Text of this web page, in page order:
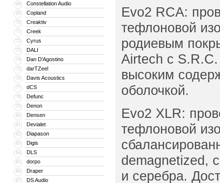
68 Constellation Audio
69 Copland
70 Creaktiv
71 Creek
72 Cyrus
73 DALI
74 Dan D’Agostino
75 darTZeel
76 Davis Acoustics
77 dCS
78 Defunc
79 Denon
80 Densen
81 Devialet
82 Diapason
83 Digis
84 DLS
85 dorpo
86 Draper
87 DS Audio
Evo2 RCA:
тефлоновой
родиевым
Airtech с
высоким
оболочкой.
Evo2 XLR:
тефлоновой
demagnetized,
и серебра.